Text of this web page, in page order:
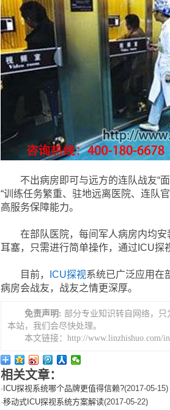
不出病房即可与远方的连队战友“面
“训练任务繁重、驻地远离医院、连队
高服务保障能力。
在部队医院，每间军人病房内均安
耳塞，只需进行简单操作，通过ICU探
目前， ICU探视系统已广泛应用在
病房会战友，战友之情更深厚。
免责声明: 部分专业知识转自网络，
本站，我们会尽快处理。
本文链接：http://www.linzhishuo.com/
相关文章：
· ICU探视系统哪个品牌更值得信赖?(2017-05-15)
·移动式ICU探视系统方案解读(2017-05-22)